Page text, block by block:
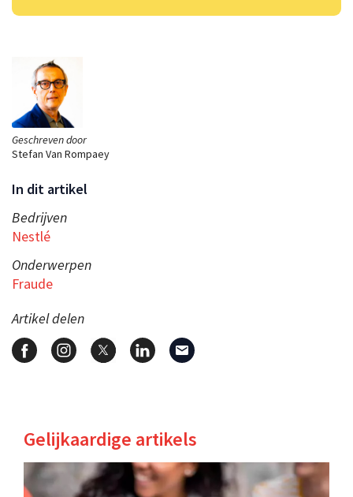
Geschreven door
Stefan Van Rompaey
In dit artikel
Bedrijven
Nestlé
Onderwerpen
Fraude
Artikel delen
Gelijkaardige artikels